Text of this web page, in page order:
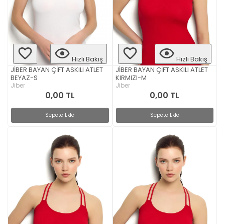
Hızlı Bakış
JİBER BAYAN ÇİFT ASKILI ATLET
BEYAZ-S
Jiber
0,00 TL
Sepete Ekle
Hızlı Bakış
JİBER BAYAN ÇİFT ASKILI ATLET
KIRMIZI-M
Jiber
0,00 TL
Sepete Ekle